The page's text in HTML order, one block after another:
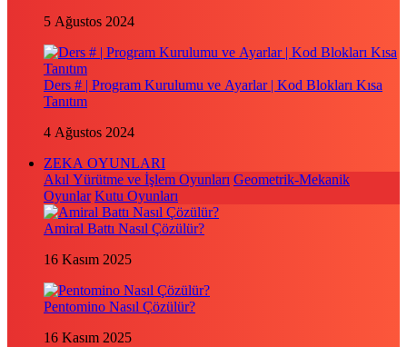
5 Ağustos 2024
Ders # | Program Kurulumu ve Ayarlar | Kod Blokları Kısa
Tanıtım
4 Ağustos 2024
ZEKA OYUNLARI
Akıl Yürütme ve İşlem Oyunları Geometrik-Mekanik
Oyunlar Kutu Oyunları
Amiral Battı Nasıl Çözülür?
16 Kasım 2025
Pentomino Nasıl Çözülür?
16 Kasım 2025